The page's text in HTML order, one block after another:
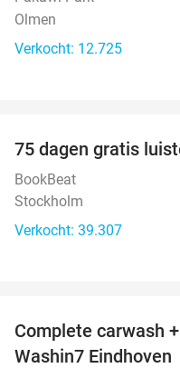
Olmen
Verkocht: 12.725
75 dagen gratis
BookBeat
Stockholm
Verkocht: 39.307
Complete carwash
Washin7 Eindhoven